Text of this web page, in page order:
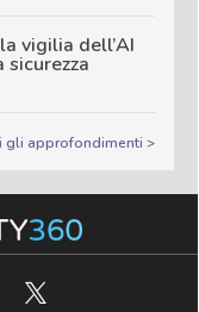
vigilia dell’AI
sicurezza
gli approfondimenti >